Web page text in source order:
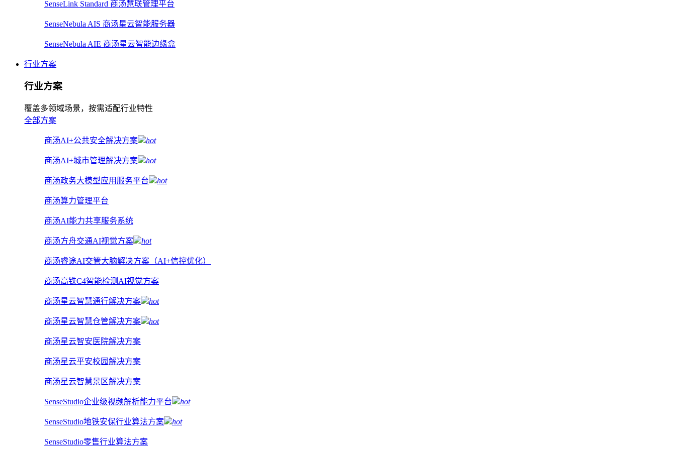
SenseLink Standard 商汤慧联管理平台
SenseNebula AIS 商汤星云智能服务器
SenseNebula AIE 商汤星云智能边缘盒
行业方案
行业方案
覆盖多领域场景，按需适配行业特性
全部方案
商汤AI+公共安全解决方案 hot
商汤AI+城市管理解决方案 hot
商汤政务大模型应用服务平台 hot
商汤算力管理平台
商汤AI能力共享服务系统
商汤方舟交通AI视觉方案 hot
商汤睿途AI交管大脑解决方案（AI+信控优化）
商汤高铁C4智能检测AI视觉方案
商汤星云智慧通行解决方案 hot
商汤星云智慧仓管解决方案 hot
商汤星云智安医院解决方案
商汤星云平安校园解决方案
商汤星云智慧景区解决方案
SenseStudio企业级视频解析能力平台 hot
SenseStudio地铁安保行业算法方案 hot
SenseStudio零售行业算法方案